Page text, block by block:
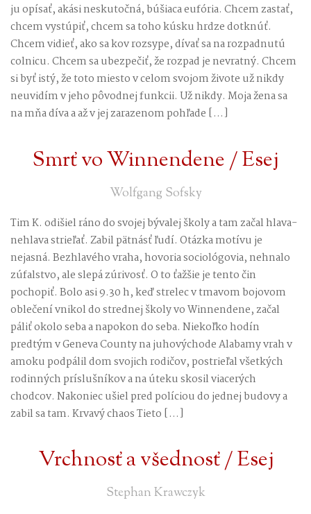
ju opísať, akási neskutočná, búšiaca eufória. Chcem zastať,
chcem vystúpiť, chcem sa toho kúsku hrdze dotknúť.
Chcem vidieť, ako sa kov rozsype, dívať sa na rozpadnutú
colnicu. Chcem sa ubezpečiť, že rozpad je nevratný. Chcem
si byť istý, že toto miesto v celom svojom živote už nikdy
neuvidím v jeho pôvodnej funkcii. Už nikdy. Moja žena sa
na mňa díva a až v jej zarazenom pohľade […]
Smrť vo Winnendene / Esej
Wolfgang Sofsky
Tim K. odišiel ráno do svojej bývalej školy a tam začal hlava-
nehlava strieľať. Zabil pätnásť ľudí. Otázka motívu je
nejasná. Bezhlavého vraha, hovoria sociológovia, nehnalo
zúfalstvo, ale slepá zúrivosť. O to ťažšie je tento čin
pochopiť. Bolo asi 9.30 h, keď strelec v tmavom bojovom
oblečení vnikol do strednej školy vo Winnendene, začal
páliť okolo seba a napokon do seba. Niekoľko hodín
predtým v Geneva County na juhovýchode Alabamy vrah v
amoku podpálil dom svojich rodičov, postrieľal všetkých
rodinných príslušníkov a na úteku skosil viacerých
chodcov. Nakoniec ušiel pred políciou do jednej budovy a
zabil sa tam. Krvavý chaos Tieto […]
Vrchnosť a všednosť / Esej
Stephan Krawczyk